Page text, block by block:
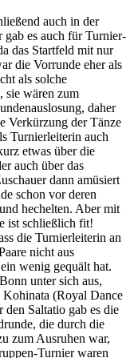
auch in der
es auch für Turnier-
das Startfeld mit nur
die Vorrunde eher als
als solche
sie wären zum
daher
Verkürzung der Tänze
Turnierleiterin auch
etwas über die
auch über das
dann amüsiert
schon vor deren
hechelten. Aber mit
ist schließlich fit!
die Turnierleiterin an
nicht aus
wenig gequält hat.
unter sich aus,
(Royal Dance
Saltatio gab es die
die durch die
zum Ausruhen war,
Turnier waren